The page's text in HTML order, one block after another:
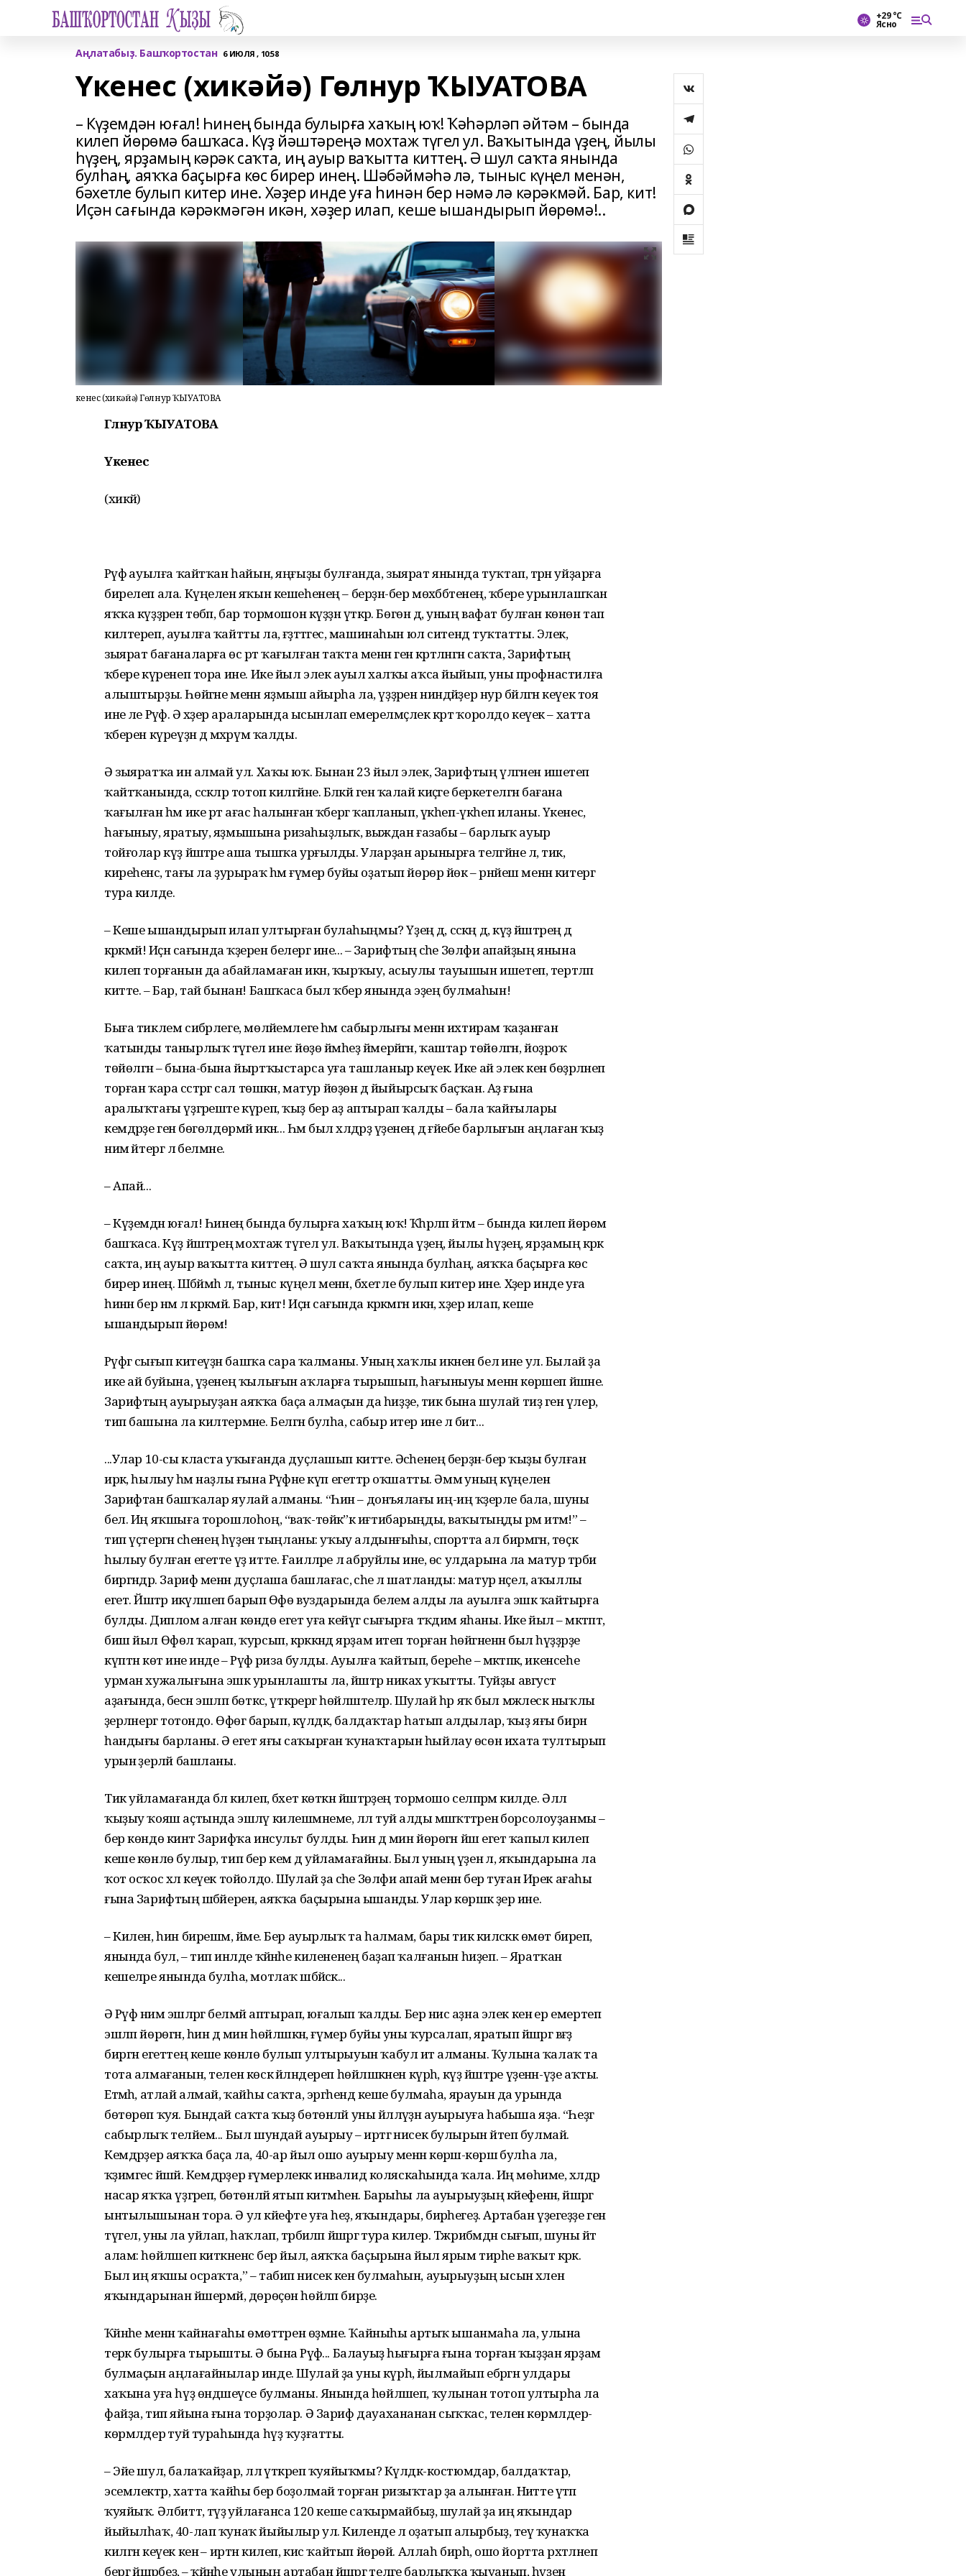
+29 °С
Ясно
Аңлатабыҙ. Башҡортостан 6 ИЮЛЯ , 10:58
Үкенес (хикәйә) Гөлнур ҠЫУАТОВА
– Күҙемдән юғал! Һинең бында булырға хаҡың юҡ! Ҡәһәрләп әйтәм – бында
килеп йөрөмә башҡаса. Күҙ йәштәреңә мохтаж түгел ул. Ваҡытында үҙең, йылы
һүҙең, ярҙамың кәрәк саҡта, иң ауыр ваҡытта киттең. Ә шул саҡта янында
булһаң, аяҡҡа баҫырға көс бирер инең. Шәбәймәһә лә, тыныс күңел менән,
бәхетле булып китер ине. Хәҙер инде уға һинән бер нәмә лә кәрәкмәй. Бар, кит!
Иҫән сағында кәрәкмәгән икән, хәҙер илап, кеше ышандырып йөрөмә!..
Үкенес (хикәйә) Гөлнур ҠЫУАТОВА
Гөлнур ҠЫУАТОВА
Үкенес
(хикәйә)
Рәүфә ауылға ҡайтҡан һайын, яңғыҙы булғанда, зыярат янында туҡтап, тәрән уйҙарға
бирелеп ала. Күңеленә яҡын кешеһенең – берҙән-бер мөхәббәтенең, ҡәбере урынлашҡан
яҡҡа күҙҙәрен төбәп, бар тормошон күҙҙән үткәрә. Бөгөн дә, уның вафат булған көнөн тап
килтереп, ауылға ҡайтты ла, ғәҙәттәгесә, машинаһын юл ситендә туҡтатты. Элек,
зыярат бағаналарға өс рәт ҡағылған таҡта менән генә кәртәләнгән саҡта, Зарифтың
ҡәбере күренеп тора ине. Ике йыл элек ауыл халҡы аҡса йыйып, уны профнастилға
алыштырҙы. Һөйгәне менән яҙмыш айырһа ла, үҙҙәрен ниндәйҙер нур бәйләгән кеүек тоя
ине әле Рәүфә. Ә хәҙер араларында ысынлап емерелмәҫлек кәртә ҡоролдо кеүек – хатта
ҡәберен күреүҙән дә мәхрүм ҡалды.
Ә зыяратҡа инә алмай ул. Хаҡы юҡ. Бынан 23 йыл элек, Зарифтың үлгәнен ишетеп
ҡайтҡанында, сәскәләр тотоп килгәйне. Бәләкәй генә ҡалай киҫәге беркетелгән бағана
ҡағылған һәм ике рәт ағас һалынған ҡәбергә ҡапланып, үкһеп-үкһеп иланы. Үкенес,
һағыныу, яратыу, яҙмышына ризаһыҙлыҡ, выждан ғазабы – барлыҡ ауыр
тойғолар күҙ йәштәре аша тышҡа урғылды. Уларҙан арынырға теләгәйне лә, тик,
киреһенсә, тағы ла ҙурыраҡ һәм ғүмер буйы оҙатып йөрөр йөк – рәнйеш менән китергә
тура килде.
– Кеше ышандырып илап ултырған булаһыңмы? Үҙең дә, сәскәң дә, күҙ йәштәрең дә
кәрәкмәй! Иҫән сағында ҡәҙерен белергә ине... – Зарифтың әсәһе Зөлфиә апайҙың янына
килеп торғанын да абайламаған икән, ҡырҡыу, асыулы тауышын ишетеп, тертләп
китте. – Бар, тай бынан! Башҡаса был ҡәбер янында эҙең булмаһын!
Быға тиклем сибәрлеге, мөләйемлеге һәм сабырлығы менән ихтирам ҡаҙанған
ҡатынды танырлыҡ түгел ине: йөҙө йәмһеҙ йәмерәйгән, ҡаштар төйөлгән, йоҙроҡ
төйөлгән – бына-бына йыртҡыстарса уға ташланыр кеүек. Ике ай элек кенә бөҙрәләнеп
торған ҡара сәстәргә сал төшкән, матур йөҙөн дә йыйырсыҡ баҫҡан. Аҙ ғына
аралыҡтағы үҙгәреште күреп, ҡыҙ бер аҙ аптырап ҡалды – бала ҡайғылары
кемдәрҙе генә бөгөлдөрмәй икән... Һәм был хәлдәрҙә үҙенең дә ғәйебе барлығын аңлаған ҡыҙ
нимә әйтергә лә белмәне.
– Апай...
– Күҙемдән юғал! Һинең бында булырға хаҡың юҡ! Ҡәһәрләп әйтәм – бында килеп йөрөмә
башҡаса. Күҙ йәштәреңә мохтаж түгел ул. Ваҡытында үҙең, йылы һүҙең, ярҙамың кәрәк
саҡта, иң ауыр ваҡытта киттең. Ә шул саҡта янында булһаң, аяҡҡа баҫырға көс
бирер инең. Шәбәймәһә лә, тыныс күңел менән, бәхетле булып китер ине. Хәҙер инде уға
һинән бер нәмә лә кәрәкмәй. Бар, кит! Иҫән сағында кәрәкмәгән икән, хәҙер илап, кеше
ышандырып йөрөмә!
Рәүфәгә сығып китеүҙән башҡа сара ҡалманы. Уның хаҡлы икәнен белә ине ул. Былай ҙа
ике ай буйына, үҙенең ҡылығын аҡларға тырышып, һағыныуы менән көрәшеп йәшәне.
Зарифтың ауырыуҙан аяҡҡа баҫа алмаҫын да һиҙҙе, тик бына шулай тиҙ генә үлер,
тип башына ла килтермәне. Белгән булһа, сабыр итер ине лә бит...
...Улар 10-сы класта уҡығанда дуҫлашып китте. Әсәһенең берҙән-бер ҡыҙы булған
иркә, һылыу һәм наҙлы ғына Рәүфәне күп егеттәр оҡшатты. Әммә уның күңелен
Зарифтан башҡалар яулай алманы. “Һин – донъялағы иң-иң ҡәҙерле бала, шуны
бел. Иң яҡшыға торошлоһоң, “ваҡ-төйәк”кә иғтибарыңды, ваҡытыңды әрәм итмә!” –
тип үҫтергән әсәһенең һүҙен тыңланы: уҡыу алдынғыһы, спортта ал бирмәгән, төҫкә
һылыу булған егетте үҙ итте. Ғаиләләре лә абруйлы ине, өс улдарына ла матур тәрбиә
биргәндәр. Зариф менән дуҫлаша башлағас, әсәһе лә шатланды: матур нәҫел, аҡыллы
егет. Йәштәр икәүләшеп барып Өфө вуздарында белем алды ла ауылға эшкә ҡайтырға
булды. Диплом алған көндө егет уға кейәүгә сығырға тәҡдим яһаны. Ике йыл – мәктәптә,
биш йыл Өфөлә ҡарап, ҡурсып, кәрәккәндә ярҙам итеп торған һөйгәненән был һүҙҙәрҙе
күптән көтә ине инде – Рәүфә риза булды. Ауылға ҡайтып, береһе – мәктәпкә, икенсеһе
урман хужалығына эшкә урынлашты ла, йәштәр никах уҡытты. Туйҙы август
аҙағында, бесән эшләп бөткәс, үткәрергә һөйләштеләр. Шулай һәр яҡ был мәжлескә ныҡлы
әҙерләнергә тотондо. Өфөгә барып, күлдәк, балдаҡтар һатып алдылар, ҡыҙ яғы бирнә
һандығы барланы. Ә егет яғы саҡырған ҡунаҡтарын һыйлау өсөн ихата тултырып
урын әҙерләй башланы.
Тик уйламағанда бәлә килеп, бәхет көткән йәштәрҙең тормошо селпәрәмә килде. Әллә
ҡыҙыу ҡояш аҫтында эшләү килешмәнеме, әллә туй алды мәшәҡәттәренә борсолоуҙанмы –
бер көндө кинәт Зарифҡа инсульт булды. Һин дә мин йөрөгән йәш егет ҡапыл килеп
кеше көнлө булыр, тип бер кем дә уйламағайны. Был уның үҙенә лә, яҡындарына ла
ҡот осҡос хәл кеүек тойолдо. Шулай ҙа әсәһе Зөлфиә апай менән бер туған Ирек ағаһы
ғына Зарифтың шәбәйеренә, аяҡҡа баҫырына ышанды. Улар көрәшкә әҙер ине.
– Килен, һин бирешмә, йәме. Бер ауырлыҡ та һалмам, бары тик киләсәккә өмөт биреп,
янында бул, – тип инәлде ҡәйнәһе килененең баҙап ҡалғанын һиҙеп. – Яратҡан
кешеләре янында булһа, мотлаҡ шәбәйәсәк...
Ә Рәүфә нимә эшләргә белмәй аптырап, юғалып ҡалды. Бер нисә аҙна элек кенә ер емертеп
эшләп йөрөгән, һин дә мин һөйләшкән, ғүмер буйы уны ҡурсалап, яратып йәшәргә вәғәҙә
биргән егеттең кеше көнлө булып ултырыуын ҡабул итә алманы. Ҡулына ҡалаҡ та
тота алмағанын, телен көскә әйләндереп һөйләшкәнен күрһә, күҙ йәштәре үҙенән-үҙе аҡты.
Етмәһә, атлай алмай, ҡайһы саҡта, эргәһендә кеше булмаһа, ярауын да урында
бөтөрөп ҡуя. Бындай саҡта ҡыҙ бөтөнләй уны йәлләүҙән ауырыуға һабыша яҙа. “Һеҙгә
сабырлыҡ теләйем... Был шундай ауырыу – иртәгә нисек булырын әйтеп булмай.
Кемдәрҙер аяҡҡа баҫа ла, 40-ар йыл ошо ауырыу менән көрәшә-көрәшә булһа ла,
ҡәҙимгесә йәшәй. Кемдәрҙер ғүмерлеккә инвалид коляскаһында ҡала. Иң мөһиме, хәлдәр
насар яҡҡа үҙгәреп, бөтөнләй ятып китмәһен. Барыһы ла ауырыуҙың кәйефенән, йәшәргә
ынтылышынан тора. Ә ул кәйефте уға һеҙ, яҡындары, бирәһегеҙ. Артабан үҙегеҙҙе генә
түгел, уны ла уйлап, һаҡлап, тәрбиәләп йәшәргә тура килер. Тәжрибәмдән сығып, шуны әйтә
алам: һөйләшеп киткәненсә бер йыл, аяҡҡа баҫырына йыл ярым тирәһе ваҡыт кәрәк.
Был иң яҡшы осраҡта,” – табип нисек кенә булмаһын, ауырыуҙың ысын хәлен
яҡындарынан йәшермәй, дөрөҫөн һөйләп бирҙе.
Ҡәйнәһе менән ҡайнағаһы өмөттәрен өҙмәне. Ҡайныһы артыҡ ышанмаһа ла, улына
терәк булырға тырышты. Ә бына Рәүфә... Балауыҙ һығырға ғына торған ҡыҙҙан ярҙам
булмаҫын аңлағайнылар инде. Шулай ҙа уны күрһә, йылмайып ебәргән улдары
хаҡына уға һүҙ өндәшеүсе булманы. Янында һөйләшеп, ҡулынан тотоп ултырһа ла
файҙа, тип яйына ғына торҙолар. Ә Зариф дауахананан сыҡҡас, телен көрмәлдерә-
көрмәлдерә туй тураһында һүҙ ҡуҙғатты.
– Эйе шул, балаҡайҙар, әллә үткәреп ҡуяйыҡмы? Күлдәк-костюмдар, балдаҡтар,
эсемлектәр, хатта ҡайһы бер боҙолмай торған ризыҡтар ҙа алынған. Ниәтте үтәп
ҡуяйыҡ. Әлбиттә, тәүҙә уйлағанса 120 кеше саҡырмайбыҙ, шулай ҙа иң яҡындар
йыйылһаҡ, 40-лап ҡунаҡ йыйылыр ул. Киленде лә оҙатып алырбыҙ, әтеү ҡунаҡҡа
килгән кеүек кенә – иртән килеп, кис ҡайтып йөрөй. Аллаһ бирһә, ошо йортта рәхәтләнеп
бергә йәшәрбеҙ, – ҡәйнәһе улының артабан йәшәргә теләге барлыҡҡа ҡыуанып, һүҙен